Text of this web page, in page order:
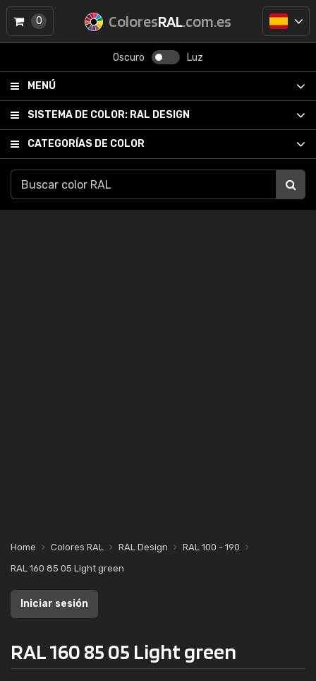
ColoresRAL.com.es
Oscuro Luz
MENÚ
SISTEMA DE COLOR: RAL DESIGN
CATEGORÍAS DE COLOR
0
Home Colores RAL RAL Design
RAL 100 - 190
RAL 160 85 05 Light green
Iniciar sesión
RAL 160 85 05 Light green